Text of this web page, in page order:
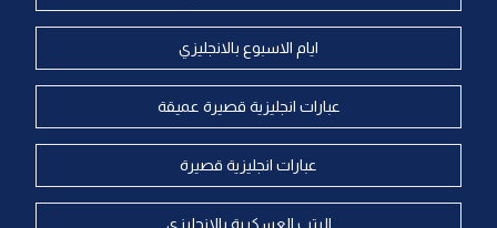
ايام الاسبوع بالانجليزي
عبارات انجليزية قصيرة عميقة
عبارات انجليزية قصيرة
الرتب العسكرية بالانجليزي